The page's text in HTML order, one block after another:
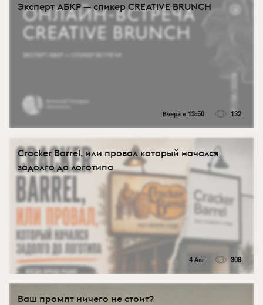
Эксперт АБКР — спикер CREATIVE BRUNCH
Вчера в 13:50 132
Cracker Barrel, или провал который начался
задолго до логотипа
4 Авг 308
Ваш промпт ничего не стоит?